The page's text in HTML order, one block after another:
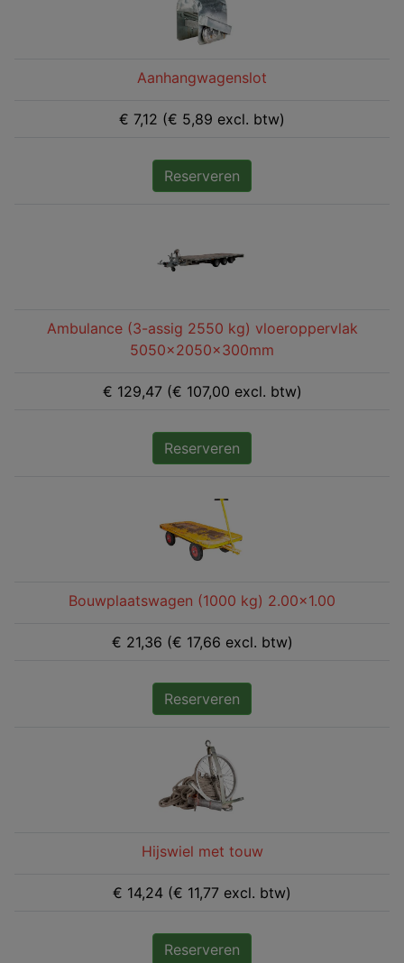
Aanhangwagenslot
€ 7,12 (€ 5,89 excl. btw)
Reserveren
Ambulance (3-assig 2550 kg) vloeroppervlak
5050x2050x300mm
€ 129,47 (€ 107,00 excl. btw)
Reserveren
Bouwplaatswagen (1000 kg) 2.00x1.00
€ 21,36 (€ 17,66 excl. btw)
Reserveren
Hijswiel met touw
€ 14,24 (€ 11,77 excl. btw)
Reserveren